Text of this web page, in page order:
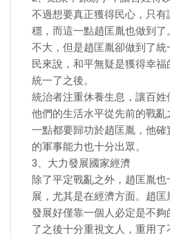
不過想要真正獲得民心，只
穩，而這一點趙匡胤也做到
不大，但是趙匡胤卻做到了
民來說，和平無疑是獲得幸
統一了之後。
統治者注重休養生息，讓百
他們的生活水平從先前的戰
一點都要歸功於趙匡胤，他
的軍事能力也十分出眾。
3、大力發展國家經濟
除了平定戰亂之外，趙匡胤
展，尤其是在經濟方面。趙
發展好僅靠一個人必定是不
了之後十分重視文人，重用了